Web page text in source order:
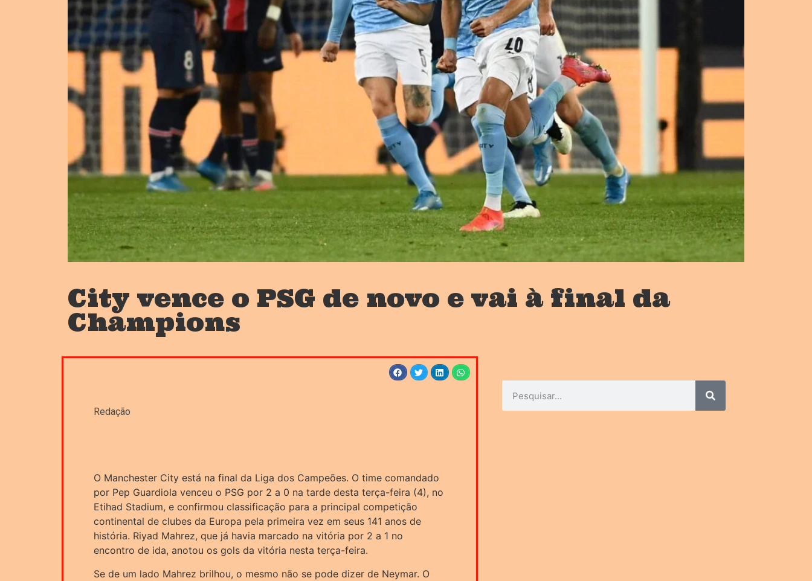
City vence o PSG de novo e vai à final da
Champions
Redação
O Manchester City está na final da Liga dos Campeões. O time comandado
por Pep Guardiola venceu o PSG por 2 a 0 na tarde desta terça-feira (4), no
Etihad Stadium, e confirmou classificação para a principal competição
continental de clubes da Europa pela primeira vez em seus 141 anos de
história. Riyad Mahrez, que já havia marcado na vitória por 2 a 1 no
encontro de ida, anotou os gols da vitória nesta terça-feira.
Se de um lado Mahrez brilhou, o mesmo não se pode dizer de Neymar. O